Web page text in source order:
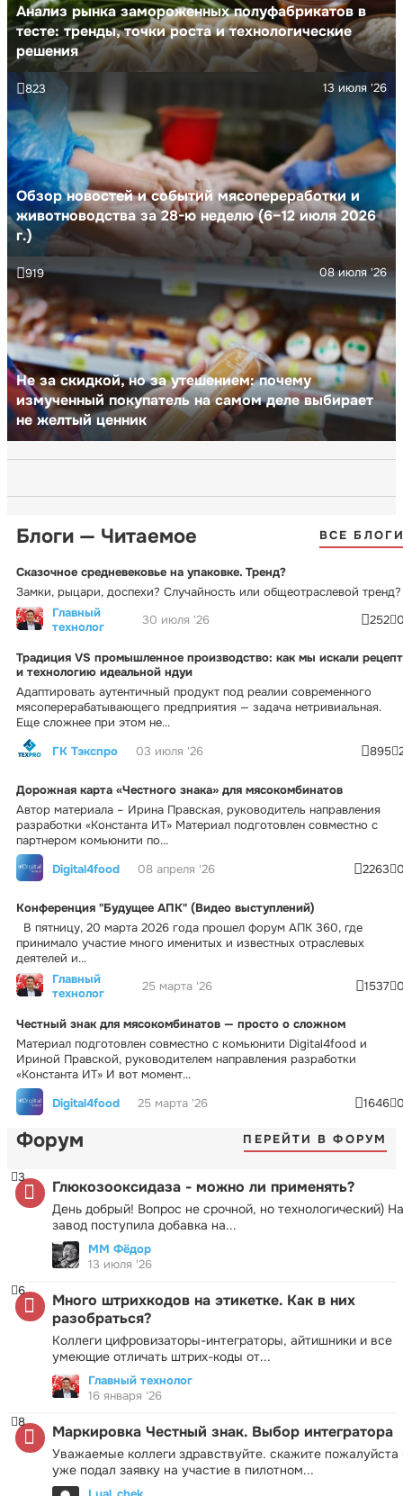
Анализ рынка замороженных полуфабрикатов в
тесте: тренды, точки роста и технологические
решения
Обзор новостей и событий мясопереработки и
животноводства за 28-ю неделю (6–12 июля 2026
г.)
13 июля '26
823
Не за скидкой, но за утешением: почему
измученный покупатель на самом деле выбирает
не желтый ценник
08 июля '26
919
Блоги — Читаемое ВСЕ
Сказочное средневековье на упаковке. Тренд?
Замки, рыцари, доспехи? Случайность или общеотраслевой тренд?
Главный
технолог
30 июля '26 252
Традиция VS промышленное производство: как мы искали рецепт
и технологию идеальной ндуи
Адаптировать аутентичный продукт под реалии современного
мясоперерабатывающего предприятия — задача нетривиальная.
Еще сложнее при этом не...
ГК Тэкспро
03 июля '26 895
Дорожная карта «Честного знака» для мясокомбинатов
Автор материала – Ирина Правская, руководитель направления
разработки «Константа ИТ» Материал подготовлен совместно с
партнером комьюнити по...
Digital4food
08 апреля '26 2263
Конференция "Будущее АПК" (Видео выступлений)
В пятницу, 20 марта 2026 года прошел форум АПК 360, где
принимало участие много именитых и известных отраслевых
деятелей и...
Главный
технолог
25 марта '26 1537
Честный знак для мясокомбинатов — просто о сложном
Материал подготовлен совместно с комьюнити Digital4food и
Ириной Правской, руководителем направления разработки
«Константа ИТ» И вот момент...
Digital4food
25 марта '26 1646
Форум ПЕРЕЙТИ В ФОРУМ
Глюкозооксидаза - можно ли применять?
День добрый! Вопрос не срочной, но технологический) На
завод поступила добавка на...
3
ММ Фёдор
13 июля '26
Много штрихкодов на этикетке. Как в них
разобраться?
Коллеги цифровизаторы-интеграторы, айтишники и все
умеющие отличать штрих-коды от...
6
Главный технолог
16 января '26
Маркировка Честный знак. Выбор интегратора
Уважаемые коллеги здравствуйте. скажите пожалуйста
уже подал заявку на участие в пилотном...
8